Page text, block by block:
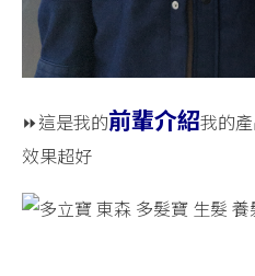
⏩這是我的前輩介紹我的
效果超好